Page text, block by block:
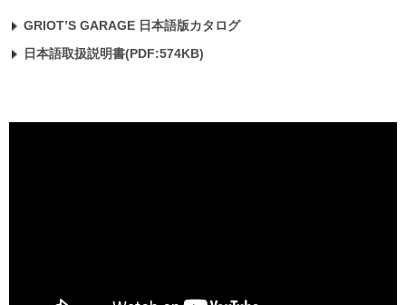
GRIOT’S GARAGE 日本語版カタログ
日本語取扱説明書(PDF:574KB)